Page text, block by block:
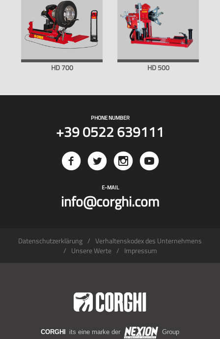
HD 700 HD 500
PHONE NUMBER
+39 0522 639111
E-MAIL
info@corghi.com
Datenschutzerklärung
Verhaltenskodex des Unternehmens
Unsere Werte
Impressum
CORGHI its eine marke der Group